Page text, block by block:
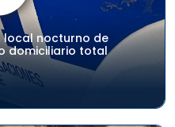
local nocturno de
domiciliario total